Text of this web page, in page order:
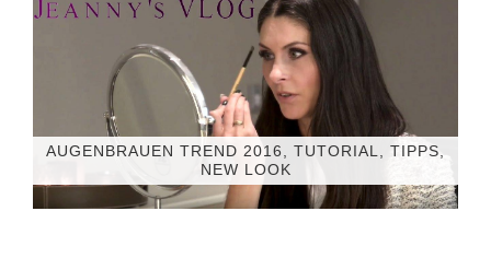
AUGENBRAUEN TREND 2016, TUTORIAL, TIPPS,
NEW LOOK